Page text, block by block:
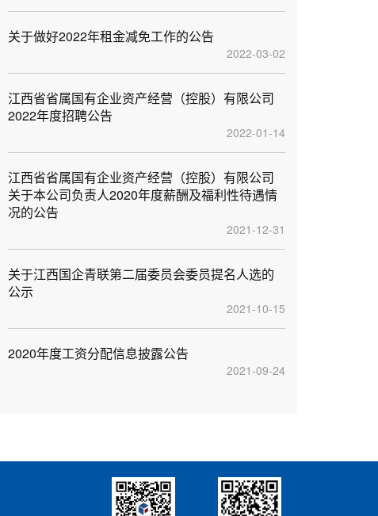
关于做好2022年租金减免工作的公告
2022-03-02
江西省省属国有企业资产经营（控股）有限公司
2022年度招聘公告
2022-01-14
江西省省属国有企业资产经营（控股）有限公司
关于本公司负责人2020年度薪酬及福利性待遇情
况的公告
2021-12-31
关于江西国企青联第二届委员会委员提名人选的
公示
2021-10-15
2020年度工资分配信息披露公告
2021-09-24